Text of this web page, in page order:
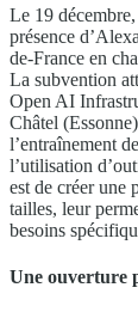
Le 19
présence
de-France en
La subvention
Open AI
Châtel
l’entraînement
l’utilisation
est de créer une
tailles, leur
besoins
Une ouverture